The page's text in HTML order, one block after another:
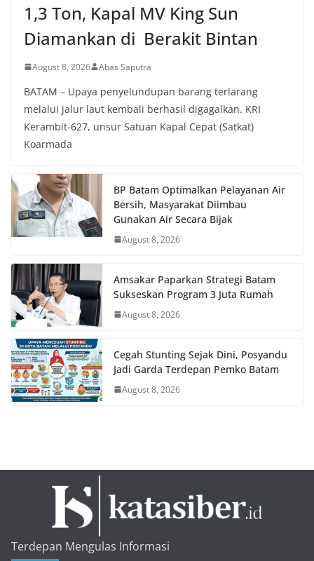
1,3 Ton, Kapal MV King Sun
Diamankan di Berakit Bintan
August 8, 2026 Abas Saputra
BATAM – Upaya penyelundupan barang terlarang
melalui jalur laut kembali berhasil digagalkan. KRI
Kerambit-627, unsur Satuan Kapal Cepat (Satkat)
Koarmada
BP Batam Optimalkan Pelayanan Air
Bersih, Masyarakat Diimbau
Gunakan Air Secara Bijak
August 8, 2026
Amsakar Paparkan Strategi Batam
Sukseskan Program 3 Juta Rumah
August 8, 2026
Cegah Stunting Sejak Dini, Posyandu
Jadi Garda Terdepan Pemko Batam
August 8, 2026
Terdepan Mengulas Informasi